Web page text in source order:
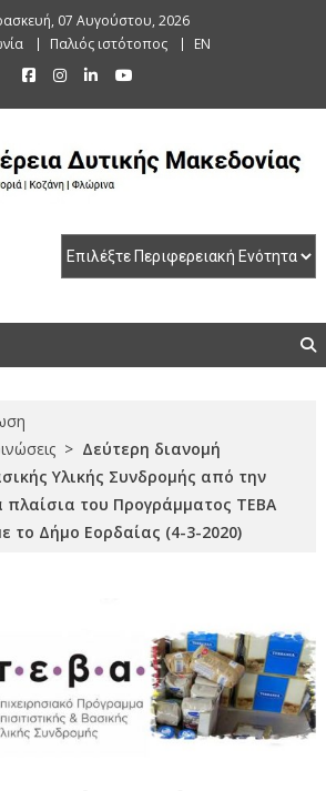
07 Αυγούστου, 2026
Παλιός ιστότοπος EN
> Δεύτερη διανομή
Υλικής Συνδρομής από την
πλαίσια του Προγράμματος ΤΕΒΑ
το Δήμο Εορδαίας (4-3-2020)